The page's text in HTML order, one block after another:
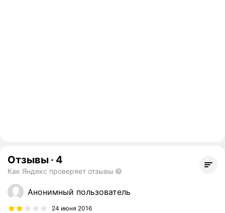
Отзывы · 4
Как Яндекс проверяет отзывы
Анонимный пользователь
24 июня 2016